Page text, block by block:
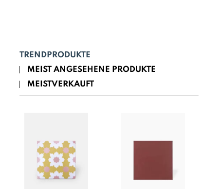
TRENDPRODUKTE
MEIST ANGESEHENE PRODUKTE
MEISTVERKAUFT